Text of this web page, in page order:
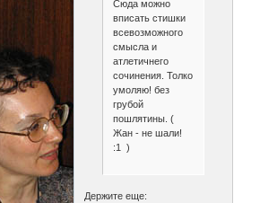
Сюда можно
вписать стишки
всевозможного
смысла и
атлетичнего
сочинения. Толко
умоляю! без
грубой
пошлятины. (
Жан - не шали!
:1 )
Держите еще: